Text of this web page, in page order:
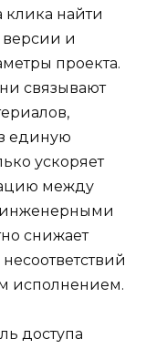
найти
версии и
проекта.
связывают
единую
ускоряет
между
инженерными
снижает
исполнением.
доступа